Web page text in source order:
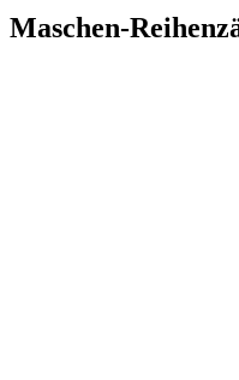
Maschen-